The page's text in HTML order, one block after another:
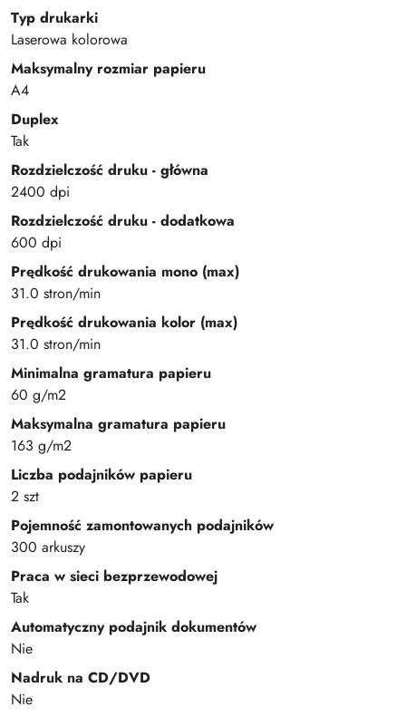
Typ drukarki
Laserowa kolorowa
Maksymalny rozmiar papieru
A4
Duplex
Tak
Rozdzielczość druku - główna
2400 dpi
Rozdzielczość druku - dodatkowa
600 dpi
Prędkość drukowania mono (max)
31.0 stron/min
Prędkość drukowania kolor (max)
31.0 stron/min
Minimalna gramatura papieru
60 g/m2
Maksymalna gramatura papieru
163 g/m2
Liczba podajników papieru
2 szt
Pojemność zamontowanych podajników
300 arkuszy
Praca w sieci bezprzewodowej
Tak
Automatyczny podajnik dokumentów
Nie
Nadruk na CD/DVD
Nie